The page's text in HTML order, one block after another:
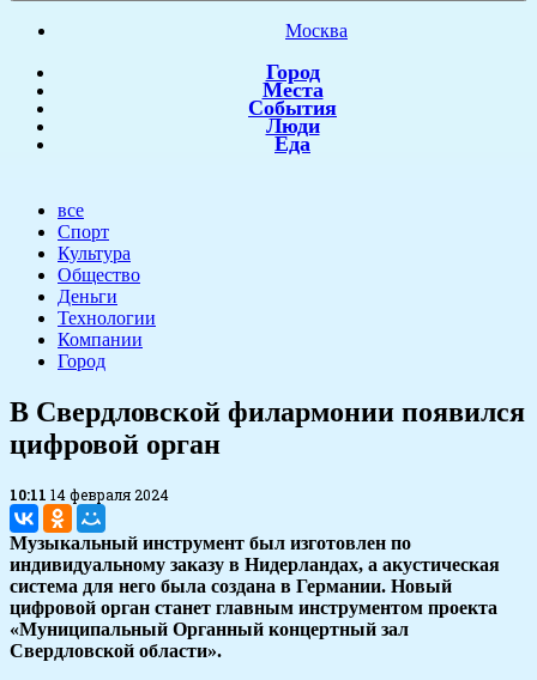
Москва
Город
Места
События
Люди
Еда
все
Спорт
Культура
Общество
Деньги
Технологии
Компании
Город
​В Свердловской филармонии появился
цифровой орган
10:11 14 февраля 2024
Музыкальный инструмент был изготовлен по
индивидуальному заказу в Нидерландах, а акустическая
система для него была создана в Германии. Новый
цифровой орган станет главным инструментом проекта
«Муниципальный Органный концертный зал
Свердловской области».